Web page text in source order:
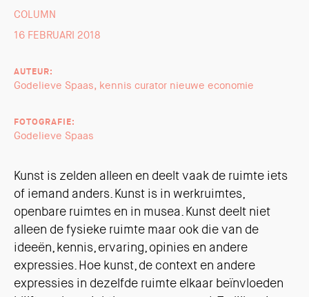
COLUMN
16 FEBRUARI 2018
AUTEUR:
Godelieve Spaas, kennis curator nieuwe economie
FOTOGRAFIE:
Godelieve Spaas
Kunst is zelden alleen en deelt vaak de ruimte iets
of iemand anders. Kunst is in werkruimtes,
openbare ruimtes en in musea. Kunst deelt niet
alleen de fysieke ruimte maar ook die van de
ideeën, kennis, ervaring, opinies en andere
expressies. Hoe kunst, de context en andere
expressies in dezelfde ruimte elkaar beïnvloeden